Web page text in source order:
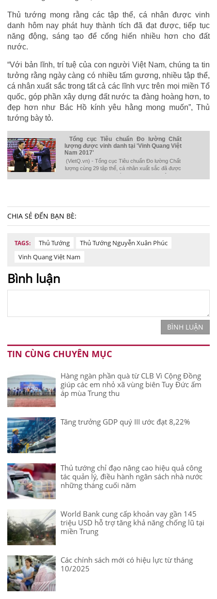
Thủ tướng mong rằng các tập thể, cá nhân được vinh
danh hôm nay phát huy thành tích đã đạt được, tiếp tục
năng động, sáng tạo để cống hiến nhiều hơn cho đất
nước.
“Với bản lĩnh, trí tuệ của con người Việt Nam, chúng ta tin
tưởng rằng ngày càng có nhiều tấm gương, nhiều tập thể,
cá nhân xuất sắc trong tất cả các lĩnh vực trên mọi miền Tổ
quốc, góp phần xây dựng đất nước ta đàng hoàng hơn, to
đẹp hơn như Bác Hồ kính yêu hằng mong muốn”, Thủ
tướng bày tỏ.
Tổng cục Tiêu chuẩn Đo lường Chất
lượng được vinh danh tại 'Vinh Quang Việt
Nam 2017'
(VietQ.vn) - Tổng cục Tiêu chuẩn Đo lường Chất
lượng cùng 29 tập thể, cá nhân xuất sắc đã được
CHIA SẺ ĐẾN BẠN BÈ:
TAGS: Thủ Tướng
Thủ Tướng Nguyễn Xuân Phúc
Vinh Quang Việt Nam
Bình luận
BÌNH LUẬN
TIN CÙNG CHUYÊN MỤC
Hàng ngàn phần quà từ CLB Vì Cộng Đồng
giúp các em nhỏ xã vùng biên Tuy Đức ấm
áp mùa Trung thu
Tăng trưởng GDP quý III ước đạt 8,22%
Thủ tướng chỉ đạo nâng cao hiệu quả công
tác quản lý, điều hành ngân sách nhà nước
những tháng cuối năm
World Bank cung cấp khoản vay gần 145
triệu USD hỗ trợ tăng khả năng chống lũ tại
miền Trung
Các chính sách mới có hiệu lực từ tháng
10/2025